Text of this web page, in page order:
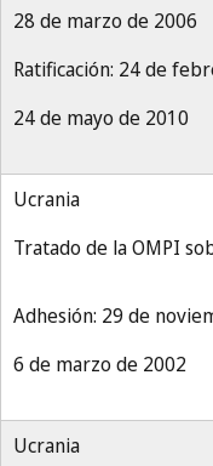
28 de marzo de 2006
Ratificación: 24 de
24 de mayo de 2010
Ucrania
Tratado de la OMPI
Adhesión: 29 de
6 de marzo de 2002
Ucrania